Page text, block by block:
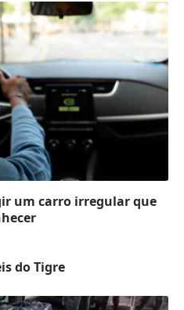
um carro irregular que
do Tigre